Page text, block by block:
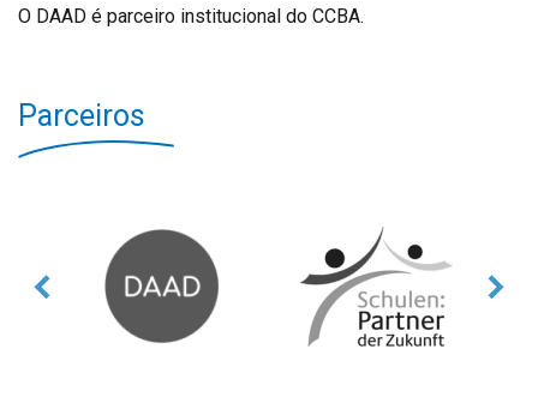
O DAAD é parceiro institucional do CCBA.
Parceiros